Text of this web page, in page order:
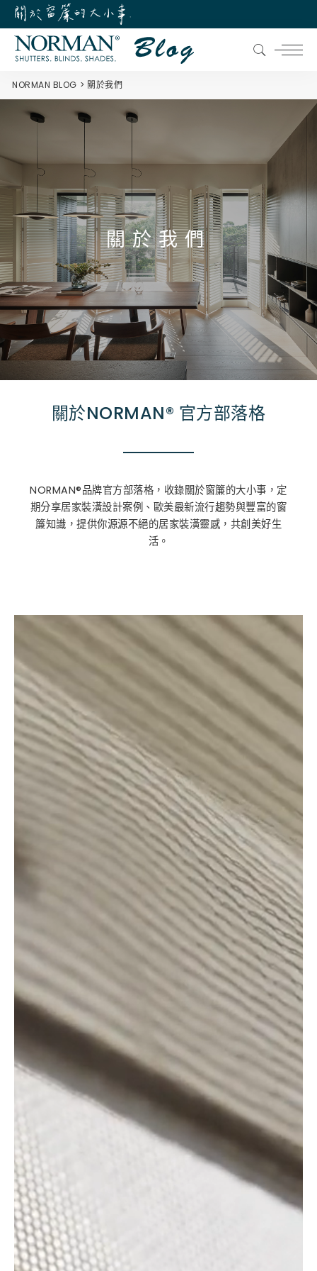
NORMAN BLOG 關於我們
關於我們
關於NORMAN® 官方部落格
NORMAN®品牌官方部落格，收錄關於窗簾的大小事，定
期分享居家裝潢設計案例、歐美最新流行趨勢與豐富的窗
簾知識，提供你源源不絕的居家裝潢靈感，共創美好生
活。